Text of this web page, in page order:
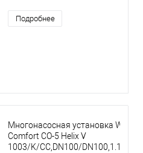
Подробнее
Многонасосная установка Wilo
Comfort CO-5 Helix V
1003/K/CC,DN100/DN100,1.1kW